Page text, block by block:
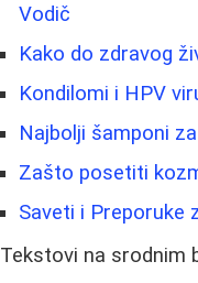
Vodič
Kako do zdravog
Kondilomi i HPV
Najbolji šamponi
Zašto posetiti
Saveti i Preporuke
Tekstovi na srodnim